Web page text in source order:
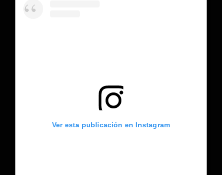
Ver esta publicación en Instagram